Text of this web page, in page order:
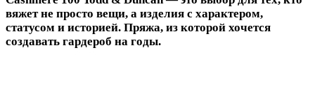
вяжет не просто вещи, а изделия с характером,
статусом и историей. Пряжа, из которой хочется
создавать гардероб на годы.